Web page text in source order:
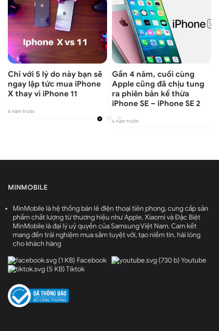
Chỉ với 5 lý do này bạn sẽ
ngay lập tức mua iPhone
X thay vì iPhone 11
6 năm trước
Gần 4 năm, cuối cùng
Apple cũng đã chịu tung
ra phiên bản kế thừa
iPhone SE – iPhone SE 2
6 năm trước
MINMOBILE
MinMobile là hệ thống bán lẻ điện thoại tiên phong, cung cấp sản
phẩm chất lượng từ thương hiệu như Apple, Xiaomi và Đặc Biệt
MinMobile là đại lý uỷ quyền của Samsung Việt Nam. Cam kết
mang đến trải nghiệm mua sắm tuyệt vời, tạo niềm tin, hài lòng
cho khách hàng
Facebook
Youtube
Tiktok